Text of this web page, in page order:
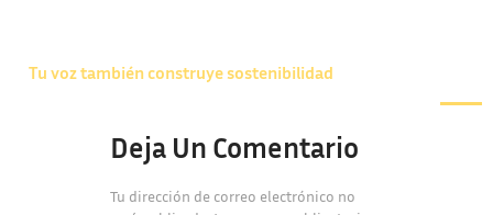
Tu voz también construye sostenibilidad
Deja Un Comentario
Tu dirección de correo electrónico no